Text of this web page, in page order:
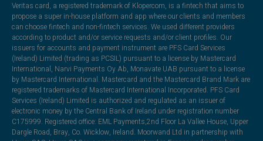
Veritas card, a registered trademark of Klopercom, is a fintech that aims to
propose a super in-house platform and app where our clients and members
can choose fintech and non-fintech services. We used different providers
according to product and/or service requests and/or client profiles. Our
issuers for accounts and payment instrument are PFS Card Services
(Ireland) Limited (trading as PCSIL) pursuant to a license by Mastercard
International, Narvi Payments Oy Ab, Monavate UAB pursuant to a license
by Mastercard International. Mastercard and the Mastercard Brand Mark are
registered trademarks of Mastercard International Incorporated. PFS Card
Services (Ireland) Limited is authorized and regulated as an issuer of
electronic money by the Central Bank of Ireland under registration number
C175999. Registered office: EML Payments,2nd Floor La Vallee House, Upper
Dargle Road, Bray, Co. Wicklow, Ireland. Moorwand Ltd in partnership with